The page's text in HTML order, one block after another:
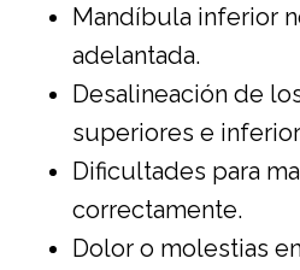
Mandíbula inferior
adelantada.
Desalineación de
superiores e
Dificultades para
correctamente.
Dolor o molestias